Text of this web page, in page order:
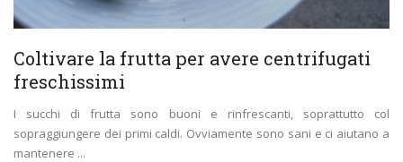
Coltivare la frutta per avere centrifugati
freschissimi
I succhi di frutta sono buoni e rinfrescanti, soprattutto col
sopraggiungere dei primi caldi. Ovviamente sono sani e ci aiutano a
mantenere ...